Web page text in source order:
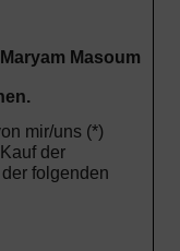
Masoum
mir/uns (*)
der
folgenden